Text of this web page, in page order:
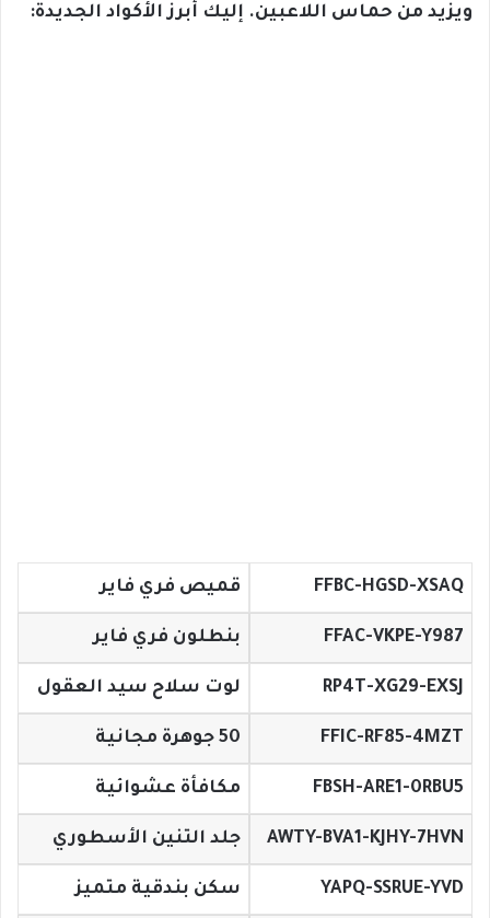
ويزيد من حماس اللاعبين. إليك أبرز الأكواد الجديدة:
FFBC-HGSD-XSAQ قميص فري فاير
FFAC-VKPE-Y987 بنطلون فري فاير
RP4T-XG29-EXSJ لوت سلاح سيد العقول
FFIC-RF85-4MZT 50 جوهرة مجانية
FBSH-ARE1-0RBU5 مكافأة عشوائية
AWTY-BVA1-KJHY-7HVN جلد التنين الأسطوري
YAPQ-SSRUE-YVD سكن بندقية متميز